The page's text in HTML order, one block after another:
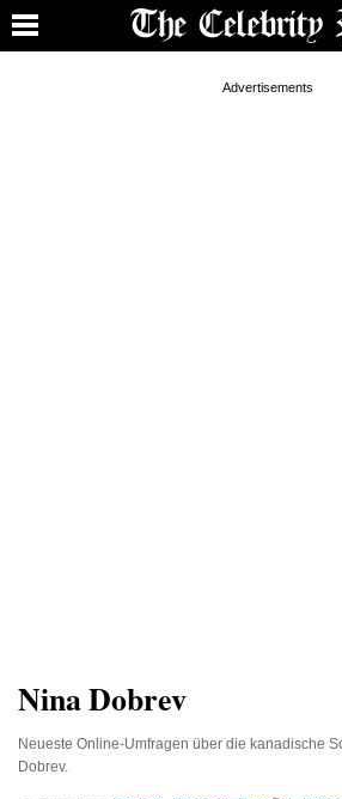
Nina Dobrev
Neueste Online-Umfragen über die kanadische
Dobrev.